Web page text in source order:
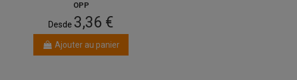
OPP
Desde 3,36 €
Ajouter au panier